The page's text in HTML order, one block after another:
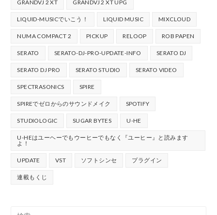
GRANDVJ 2 XT GRANDVJ 2 XT UPG
LIQUID-MUSICでいこう！ LIQUID MUSIC MIXCLOUD
NUMA COMPACT 2 PICKUP RELOOP ROB PAPEN
SERATO SERATO-DJ-PRO-UPDATE-INFO SERATO DJ
SERATO DJ PRO SERATO STUDIO SERATO VIDEO
SPECTRASONICS SPIRE
SPIREでゼロからのサウンドメイク SPOTIFY
STUDIOLOGIC SUGAR BYTES U-HE
U-HEはユーヘーでもウーヒーでもなく『ユーヒー』と読みます
よ！
UPDATE VST ソフトシンセ プラグイン
連載もくじ